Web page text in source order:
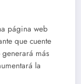
página web
que cuente
más
la